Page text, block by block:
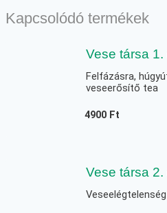
Kapcsolódó termékek
Vese társa
Felfázásra,
veseerősítő tea
4900 Ft
Vese társa